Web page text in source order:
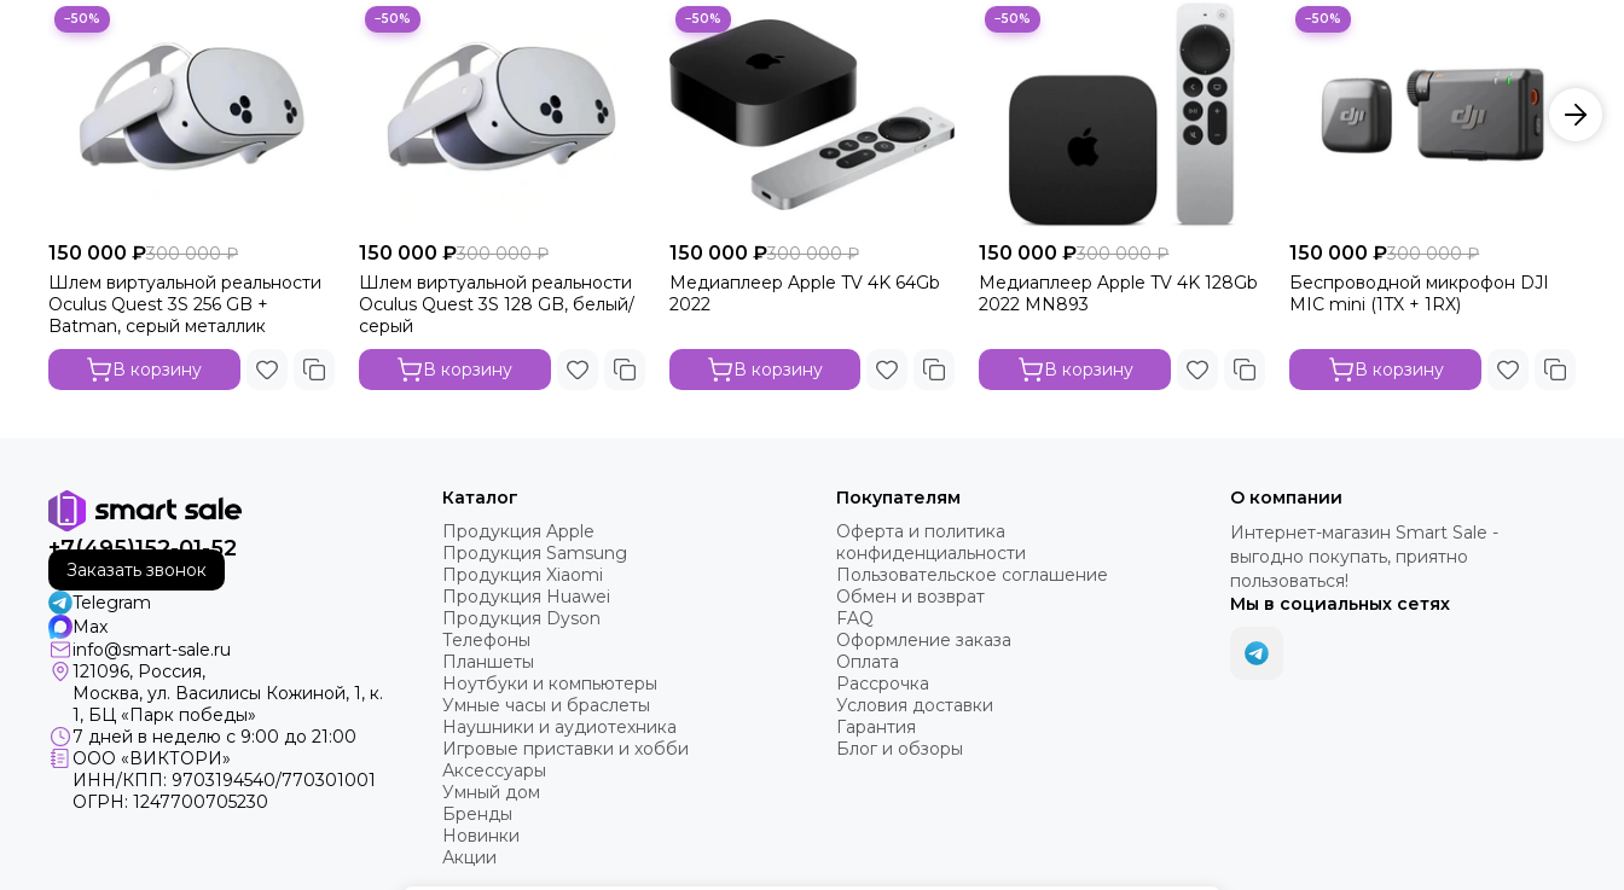
−50%
150 000 ₽300 000 ₽
Шлем виртуальной реальности
Oculus Quest 3S 256 GB +
Batman, серый металлик
В корзину
−50%
150 000 ₽300 000 ₽
Шлем виртуальной реальности
Oculus Quest 3S 128 GB, белый/
серый
В корзину
−50%
150 000 ₽300 000 ₽
Медиаплеер Apple TV 4K 64Gb
2022
В корзину
−50%
150 000 ₽300 000 ₽
Медиаплеер Apple TV 4K 128Gb
2022 MN893
В корзину
−50%
150 000 ₽300 000 ₽
Беспроводной микрофон DJI
MIC mini (1TX + 1RX)
В корзину
+7(495)152-01-52
Заказать звонок
Telegram
Max
info@smart-sale.ru
121096, Россия,
Москва, ул. Василисы Кожиной, 1, к.
1, БЦ «Парк победы»
7 дней в неделю с 9:00 до 21:00
ООО «ВИКТОРИ»
ИНН/КПП: 9703194540/770301001
ОГРН: 1247700705230
Каталог
Продукция Apple
Продукция Samsung
Продукция Xiaomi
Продукция Huawei
Продукция Dyson
Телефоны
Планшеты
Ноутбуки и компьютеры
Умные часы и браслеты
Наушники и аудиотехника
Игровые приставки и хобби
Аксессуары
Умный дом
Бренды
Новинки
Акции
Покупателям
Оферта и политика
конфиденциальности
Пользовательское соглашение
Обмен и возврат
FAQ
Оформление заказа
Оплата
Рассрочка
Условия доставки
Гарантия
Блог и обзоры
О компании
Интернет-магазин Smart Sale -
выгодно покупать, приятно
пользоваться!
Мы в социальных сетях